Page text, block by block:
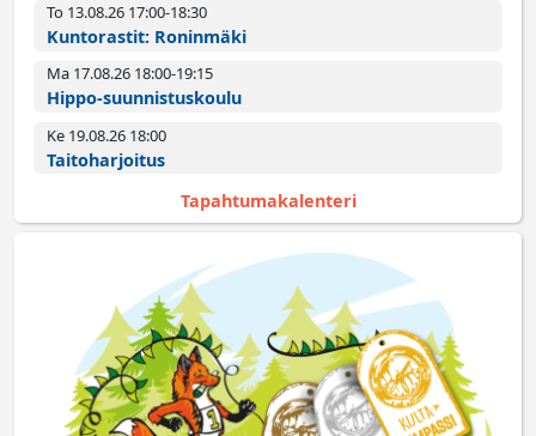
To 13.08.26 17:00­-18:30
Kuntorastit: Roninmäki
Ma 17.08.26 18:00­-19:15
Hippo-suunnistuskoulu
Ke 19.08.26 18:00­
Taitoharjoitus
Tapahtumakalenteri